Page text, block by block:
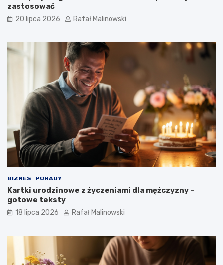
zastosować
20 lipca 2026 Rafał Malinowski
BIZNES PORADY
Kartki urodzinowe z życzeniami dla mężczyzny –
gotowe teksty
18 lipca 2026 Rafał Malinowski